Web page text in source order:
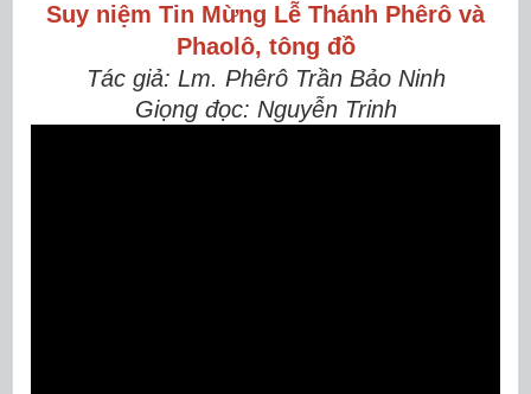
Suy niệm Tin Mừng Lễ Thánh Phêrô và
Phaolô, tông đồ
Tác giả: Lm. Phêrô Trần Bảo Ninh
Giọng đọc: Nguyễn Trinh